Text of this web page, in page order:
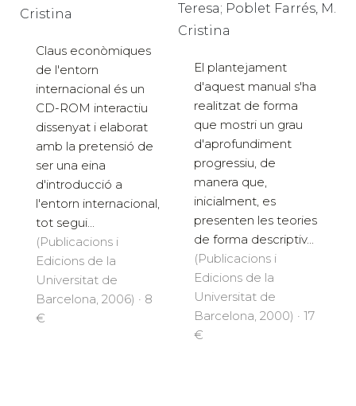
Cristina
Claus econòmiques
de l'entorn
internacional és un
CD-ROM interactiu
dissenyat i elaborat
amb la pretensió de
ser una eina
d'introducció a
l'entorn internacional,
tot segui...
(Publicacions i
Edicions de la
Universitat de
Barcelona, 2006) · 8
€
Teresa; Poblet Farrés, M.
Cristina
El plantejament
d'aquest manual s'ha
realitzat de forma
que mostri un grau
d'aprofundiment
progressiu, de
manera que,
inicialment, es
presenten les teories
de forma descriptiv...
(Publicacions i
Edicions de la
Universitat de
Barcelona, 2000) · 17
€